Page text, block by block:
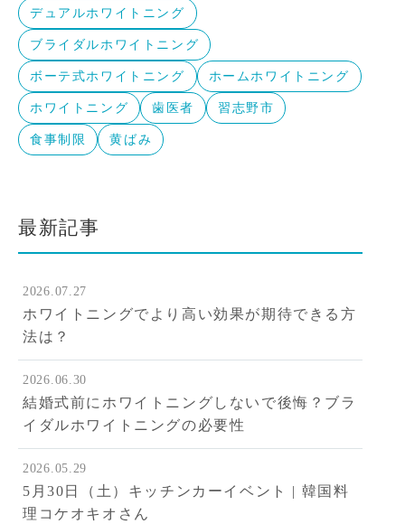
デュアルホワイトニング
ブライダルホワイトニング
ボーテ式ホワイトニング ホームホワイトニング
ホワイトニング 歯医者 習志野市
食事制限 黄ばみ
最新記事
2026.07.27
ホワイトニングでより高い効果が期待できる方
法は？
2026.06.30
結婚式前にホワイトニングしないで後悔？ブラ
イダルホワイトニングの必要性
2026.05.29
5月30日（土）キッチンカーイベント | 韓国料
理コケオキオさん